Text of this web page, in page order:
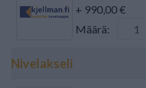
+ 990,00 €
Määrä:
Nivelakseli